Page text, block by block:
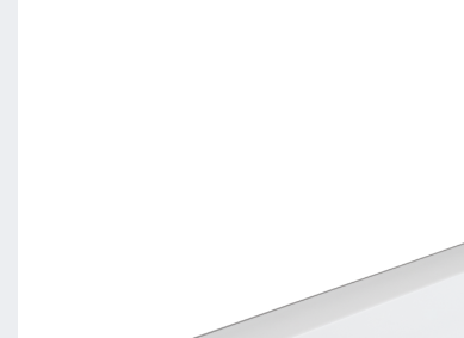
BL Shine XConfig - Sie stellen Ihr